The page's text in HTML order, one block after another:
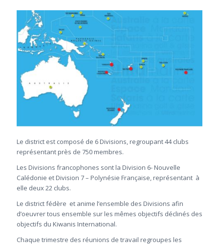
Le district est composé de 6 Divisions, regroupant 44 clubs
représentant près de 750 membres.
Les Divisions francophones sont la Division 6- Nouvelle
Calédonie et Division 7 – Polynésie Française, représentant à
elle deux 22 clubs.
Le district fédère et anime l’ensemble des Divisions afin
d’oeuvrer tous ensemble sur les mêmes objectifs déclinés des
objectifs du Kiwanis International.
Chaque trimestre des réunions de travail regroupes les